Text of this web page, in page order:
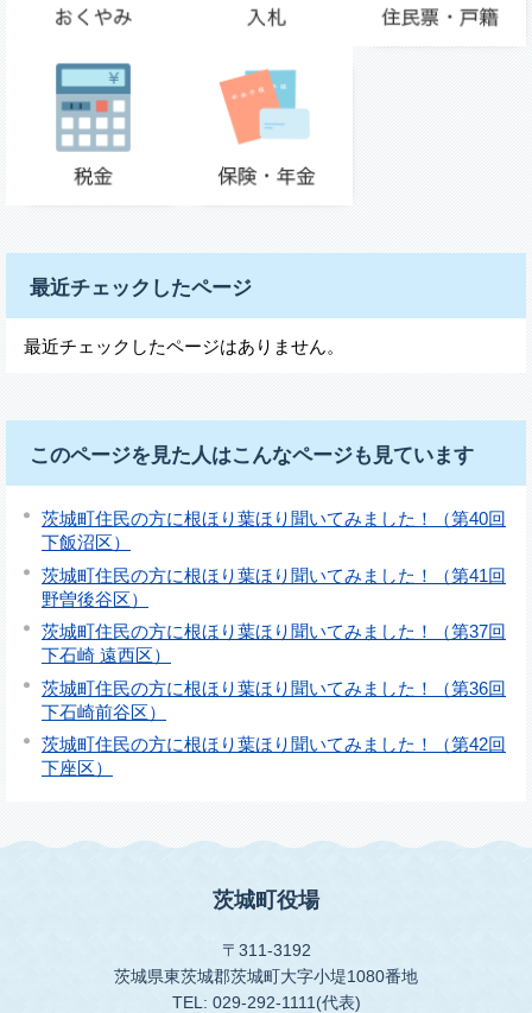
最近チェックしたページ
最近チェックしたページはありません。
このページを見た人はこんなページも見ています
茨城町住民の方に根ほり葉ほり聞いてみました！（第40回
下飯沼区）
茨城町住民の方に根ほり葉ほり聞いてみました！（第41回
野曽後谷区）
茨城町住民の方に根ほり葉ほり聞いてみました！（第37回
下石崎 遠西区）
茨城町住民の方に根ほり葉ほり聞いてみました！（第36回
下石崎前谷区）
茨城町住民の方に根ほり葉ほり聞いてみました！（第42回
下座区）
茨城町役場
〒311-3192
茨城県東茨城郡茨城町大字小堤1080番地
TEL: 029-292-1111(代表)